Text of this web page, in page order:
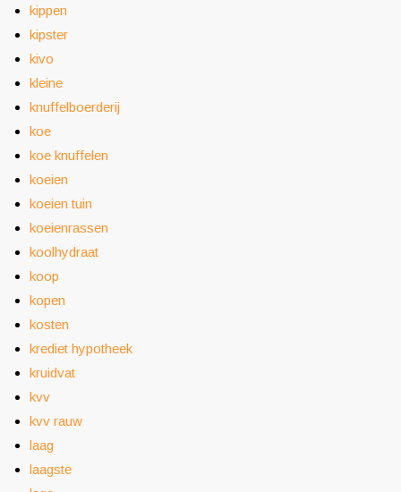
kippen
kipster
kivo
kleine
knuffelboerderij
koe
koe knuffelen
koeien
koeien tuin
koeienrassen
koolhydraat
koop
kopen
kosten
krediet hypotheek
kruidvat
kvv
kvv rauw
laag
laagste